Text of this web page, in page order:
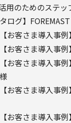
た個人情報を安全に
く第三者に開示・提
ために、適切な機密
で利用するために、
する場合
、ご提供頂いた個人
用のためのステッ
ログ】
お客さま導入事
お客さま導入事
お客さま導入事
お客さま導入事
お客さま導入事